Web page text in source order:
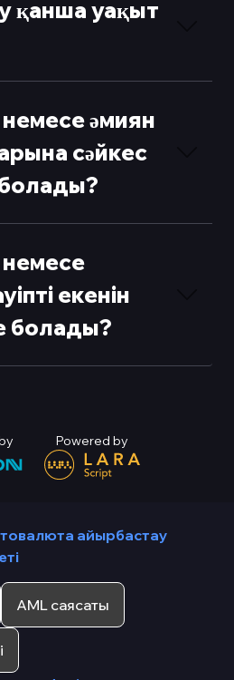
қанша уақыт
әмиян
сәйкес
екенін
болады?
Powered by
айырбастау
AML саясаты